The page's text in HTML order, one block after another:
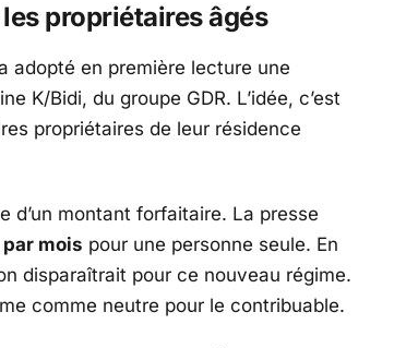
propriétaires âgés
adopté en première lecture une
K/Bidi, du groupe GDR. L’idée, c’est
propriétaires de leur résidence
d’un montant forfaitaire. La presse
mois pour une personne seule. En
disparaîtrait pour ce nouveau régime.
comme neutre pour le contribuable.